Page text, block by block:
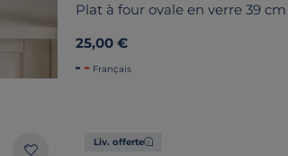
Plat à four ovale en verre 39 cm
25,00 €
Français
Liv. offerte